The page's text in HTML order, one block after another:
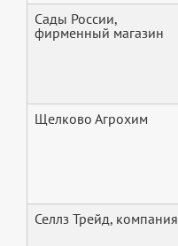
Сады России,
фирменный магазин
Щелково Агрохим
Селлз Трейд, компания